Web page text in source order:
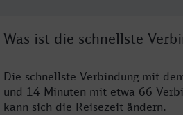
Was ist die schnellste
Die schnellste Verbindung mit
und 14 Minuten mit etwa 66
kann sich die Reisezeit ändern.